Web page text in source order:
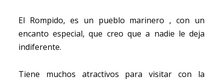
El Rompido, es un pueblo marinero , con un
encanto especial, que creo que a nadie le deja
indiferente.
Tiene muchos atractivos para visitar con la